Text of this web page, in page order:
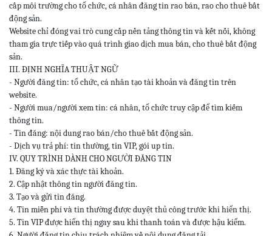
cấp môi trường cho tổ chức, cá nhân đăng tin rao bán, rao cho thuê bất
động sản.
Website chỉ đóng vai trò cung cấp nền tảng thông tin và kết nối, không
tham gia trực tiếp vào quá trình giao dịch mua bán, cho thuê bất động
sản.
III. ĐỊNH NGHĨA THUẬT NGỮ
- Người đăng tin: tổ chức, cá nhân tạo tài khoản và đăng tin trên
website.
- Người mua/người xem tin: cá nhân, tổ chức truy cập để tìm kiếm
thông tin.
- Tin đăng: nội dung rao bán/cho thuê bất động sản.
- Dịch vụ trả phí: tin thường, tin VIP, gói up tin.
IV. QUY TRÌNH DÀNH CHO NGƯỜI ĐĂNG TIN
1. Đăng ký và xác thực tài khoản.
2. Cập nhật thông tin người đăng tin.
3. Tạo và gửi tin đăng.
4. Tin miễn phí và tin thường được duyệt thủ công trước khi hiển thị.
5. Tin VIP được hiển thị ngay sau khi thanh toán và được hậu kiểm.